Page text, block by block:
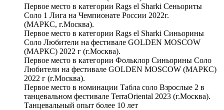
Первое место в категории Rags el Sharki Сеньориты
Соло 1 Лига на Чемпионате России 2022г.
(МАРКС, г.Москва).
Первое место в категории Rags el Sharki Синьорины
Соло Любители на фестивале GOLDEN MOSCOW
(МАРКС) 2022 г (г.Москва).
Первое место в категории Фольклор Синьорины Соло
Любители на фестивале GOLDEN MOSCOW (МАРКС)
2022 г (г.Москва).
Первое место в номинации Табла соло Взрослые 2 в
танцевальном фестивале TerraOriental 2023 (г.Москва).
Танцевальный опыт более 10 лет